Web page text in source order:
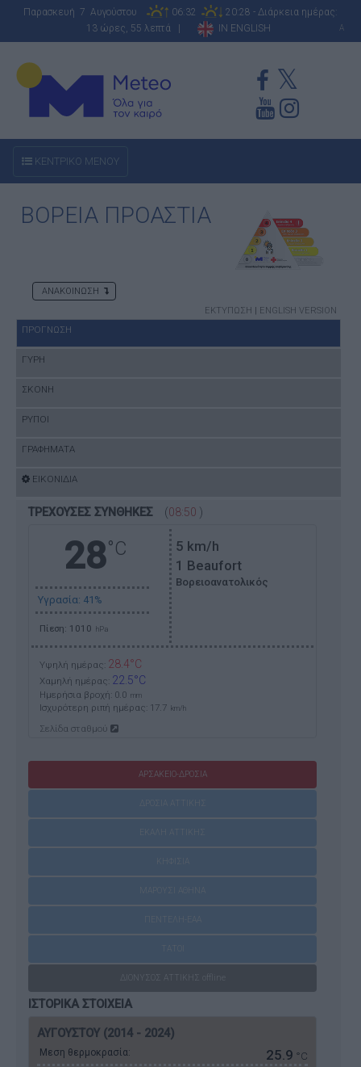
Παρασκευή 7 Αυγούστου 06:32
20:28 - Διάρκεια ημέρας:
13 ώρες, 55 λεπτά |
IN ENGLISH A
ΚΕΝΤΡΙΚΟ ΜΕΝΟΥ
ΒΟΡΕΙΑ ΠΡΟΑΣΤΙΑ
ΑΝΑΚΟΙΝΩΣΗ
ΕΚΤΥΠΩΣΗ | ENGLISH VERSION
ΠΡΟΓΝΩΣΗ
ΓΥΡΗ
ΣΚΟΝΗ
ΡΥΠΟΙ
ΓΡΑΦΗΜΑΤΑ
ΕΙΚΟΝΙΔΙΑ
ΤΡΕΧΟΥΣΕΣ ΣΥΝΘΗΚΕΣ (08:50 )
28°C
Υγρασία: 41%
Πίεση: 1010 hPa
5 km/h
1 Beaufort
Βορειοανατολικός
Υψηλή ημέρας: 28.4°C
Χαμηλή ημέρας: 22.5°C
Ημερήσια βροχή: 0.0 mm
Ισχυρότερη ριπή ημέρας: 17.7 km/h
Σελίδα σταθμού
ΑΡΣΑΚΕΙΟ-ΔΡΟΣΙΑ
ΔΡΟΣΙΑ ΑΤΤΙΚΗΣ
ΕΚΑΛΗ ΑΤΤΙΚΗΣ
ΚΗΦΙΣΙΑ
ΜΑΡΟΥΣΙ ΑΘΗΝΑ
ΠΕΝΤΕΛΗ-ΕΑΑ
ΤΑΤΟΙ
ΔΙΟΝΥΣΟΣ ΑΤΤΙΚΗΣ offline
ΙΣΤΟΡΙΚΑ ΣΤΟΙΧΕΙΑ
ΑΥΓΟΥΣΤΟΥ (2014 - 2024)
Μεση θερμοκρασία: 25.9 °C